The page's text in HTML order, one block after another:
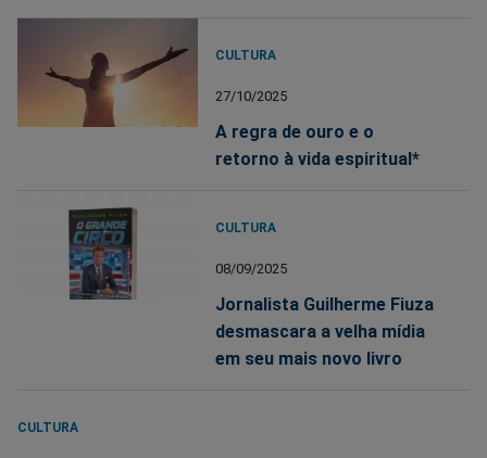
CULTURA
27/10/2025
A regra de ouro e o
retorno à vida espiritual*
CULTURA
08/09/2025
Jornalista Guilherme Fiuza
desmascara a velha mídia
em seu mais novo livro
CULTURA